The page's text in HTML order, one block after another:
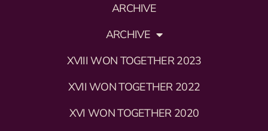
ARCHIVE
ARCHIVE
XVIII WON TOGETHER 2023
XVII WON TOGETHER 2022
XVI WON TOGETHER 2020